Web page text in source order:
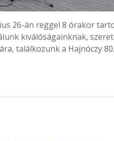
26-án reggel 8 órakor
kiválóságainknak,
találkozunk a Hajnóczy